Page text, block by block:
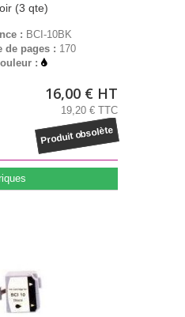
(3 qte)
: BCI-10BK
de pages : 170
:
16,00 € HT
19,20 € TTC
Produit obsolète